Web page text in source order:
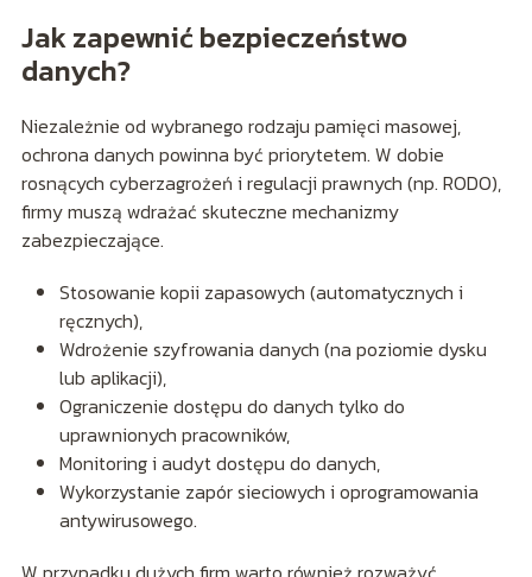
Jak zapewnić bezpieczeństwo
danych?
Niezależnie od wybranego rodzaju pamięci masowej,
ochrona danych powinna być priorytetem. W dobie
rosnących cyberzagrożeń i regulacji prawnych (np. RODO),
firmy muszą wdrażać skuteczne mechanizmy
zabezpieczające.
Stosowanie kopii zapasowych (automatycznych i
ręcznych),
Wdrożenie szyfrowania danych (na poziomie dysku
lub aplikacji),
Ograniczenie dostępu do danych tylko do
uprawnionych pracowników,
Monitoring i audyt dostępu do danych,
Wykorzystanie zapór sieciowych i oprogramowania
antywirusowego.